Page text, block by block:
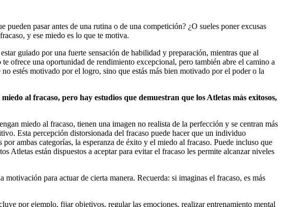
pueden pasar antes de una rutina o de una competición? ¿O sueles poner excusas
y ese miedo es lo que te motiva.
guiado por una fuerte sensación de habilidad y preparación, mientras que al
ofrece una oportunidad de rendimiento excepcional, pero también abre el camino a
estés motivado por el logro, sino que estás más bien motivado por el poder o la
al fracaso, pero hay estudios que demuestran que los Atletas más exitosos,
miedo al fracaso, tienen una imagen no realista de la perfección y se centran más
Esta percepción distorsionada del fracaso puede hacer que un individuo
ambas categorías, la esperanza de éxito y el miedo al fracaso. Puede incluso que
Atletas están dispuestos a aceptar para evitar el fracaso les permite alcanzar niveles
para actuar de cierta manera. Recuerda: si imaginas el fracaso, es más
por ejemplo, fijar objetivos, regular las emociones, realizar entrenamiento mental